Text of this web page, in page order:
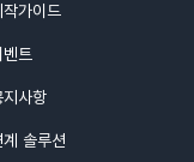
작가이드
벤트
지사항
계 솔루션